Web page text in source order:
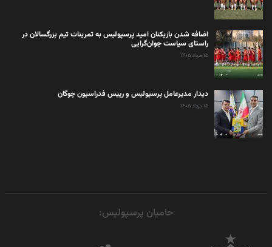
اضافه شدن بازیکنان امید پرسپولیس به تمرینات تیم بزرگسالان در
راستای سیاست جوان‌گرایی
۱۵ مرداد ۱۴۰۵
دیدار مدیرعامل پرسپولیس و رییس فدراسیون چوگان
۱۵ مرداد ۱۴۰۵
حامیان پرسپولیس: